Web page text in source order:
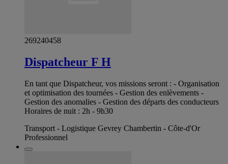
269240458
Dispatcheur F H
En tant que Dispatcheur, vos missions seront : - Organisation
et optimisation des tournées - Gestion des enlèvements -
Gestion des anomalies - Gestion des départs des conducteurs
Horaires de nuit : 2h - 9h30
Transport - Logistique Gevrey Chambertin - Côte-d'Or
Professionnel